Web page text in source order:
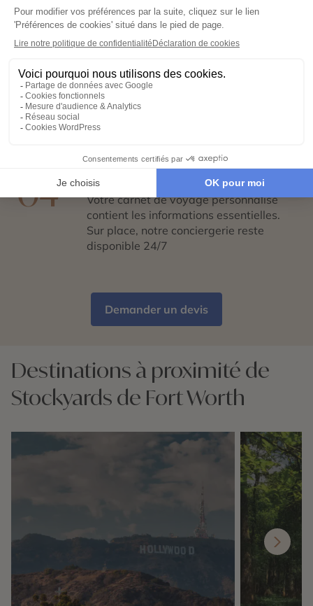
Échangez avec un conseiller-expert
pour créer un voyage à votre image,
adapté à vos envies et à votre rythme.
03 Réservez en toute sérénité
Hébergements, transports, formalités,
expériences exclusives : nous nous
chargeons de tout. Il ne vous reste plus
04 Partez l’esprit léger
Votre carnet de voyage personnalisé
contient les informations essentielles.
Sur place, notre conciergerie reste
disponible 24/7
Demander un devis
Destinations à proximité de
Stockyards de Fort Worth